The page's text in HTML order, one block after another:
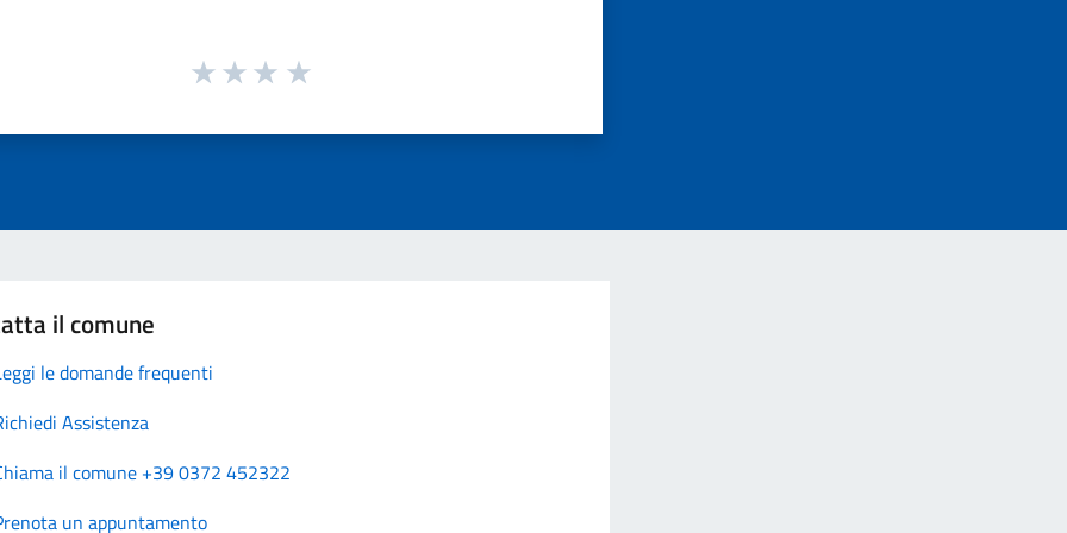
il comune
le domande frequenti
Assistenza
il comune +39 0372 452322
un appuntamento